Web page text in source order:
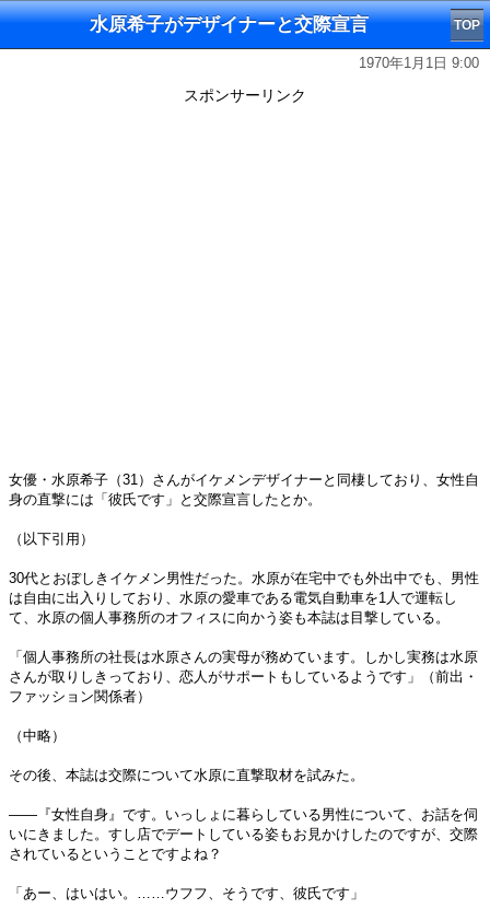
水原希子がデザイナーと交際宣言 TOP
1970年1月1日 9:00
スポンサーリンク
女優・水原希子（31）さんがイケメンデザイナーと同棲しており、女性自
身の直撃には「彼氏です」と交際宣言したとか。
（以下引用）
30代とおぼしきイケメン男性だった。水原が在宅中でも外出中でも、男性
は自由に出入りしており、水原の愛車である電気自動車を1人で運転し
て、水原の個人事務所のオフィスに向かう姿も本誌は目撃している。
「個人事務所の社長は水原さんの実母が務めています。しかし実務は水原
さんが取りしきっており、恋人がサポートもしているようです」（前出・
ファッション関係者）
（中略）
その後、本誌は交際について水原に直撃取材を試みた。
――『女性自身』です。いっしょに暮らしている男性について、お話を伺
いにきました。すし店でデートしている姿もお見かけしたのですが、交際
されているということですよね？
「あー、はいはい。……ウフフ、そうです、彼氏です」